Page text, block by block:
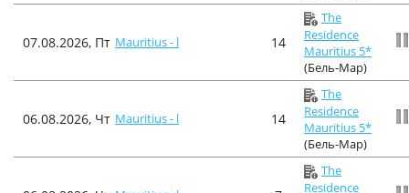
07.08.2026, Пт Mauritius - l 14
The
Residence
Mauritius 5*
(Бель-Мар)
06.08.2026, Чт Mauritius - l 14
The
Residence
Mauritius 5*
(Бель-Мар)
The
Residence